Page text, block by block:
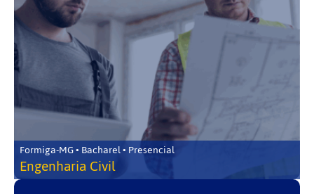
Formiga-MG • Bacharel • Presencial
Engenharia Civil